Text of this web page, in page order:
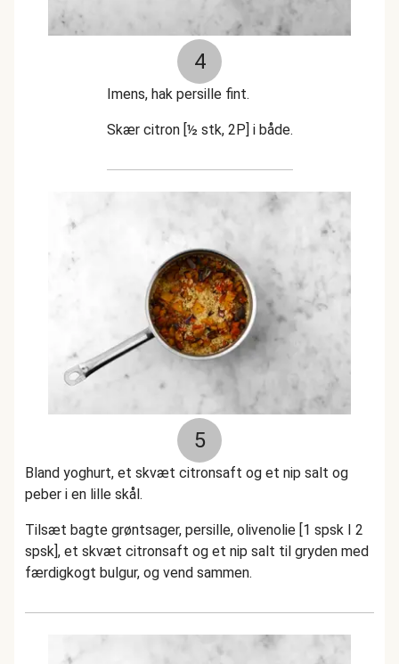
4
Imens, hak persille fint.
Skær citron [½ stk, 2P] i både.
5
Bland yoghurt, et skvæt citronsaft og et nip salt og
peber i en lille skål.
Tilsæt bagte grøntsager, persille, olivenolie [1 spsk I 2
spsk], et skvæt citronsaft og et nip salt til gryden med
færdigkogt bulgur, og vend sammen.